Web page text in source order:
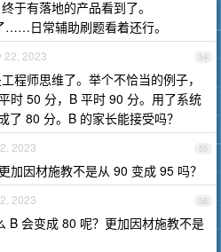
于有落地的产品看到了。
……日常辅助刷题看着还行。
54
22, 2023
程师思维了。举个不恰当的例子，
时 50 分，B 平时 90 分。用了系统
了 80 分。B 的家长能接受吗？
55
2023
加因材施教不是从 90 变成 95 吗？
56
2023
B 会变成 80 呢？更加因材施教不是